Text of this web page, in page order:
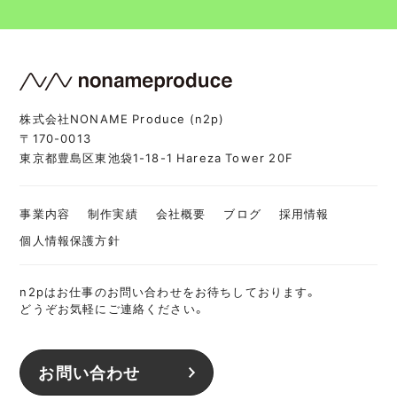
株式会社NONAME Produce (n2p)
〒170-0013
東京都豊島区東池袋1-18-1 Hareza Tower 20F
事業内容 制作実績 会社概要 ブログ
採用情報
個人情報保護方針
n2pはお仕事のお問い合わせをお待ちしております。
どうぞお気軽にご連絡ください。
お問い合わせ